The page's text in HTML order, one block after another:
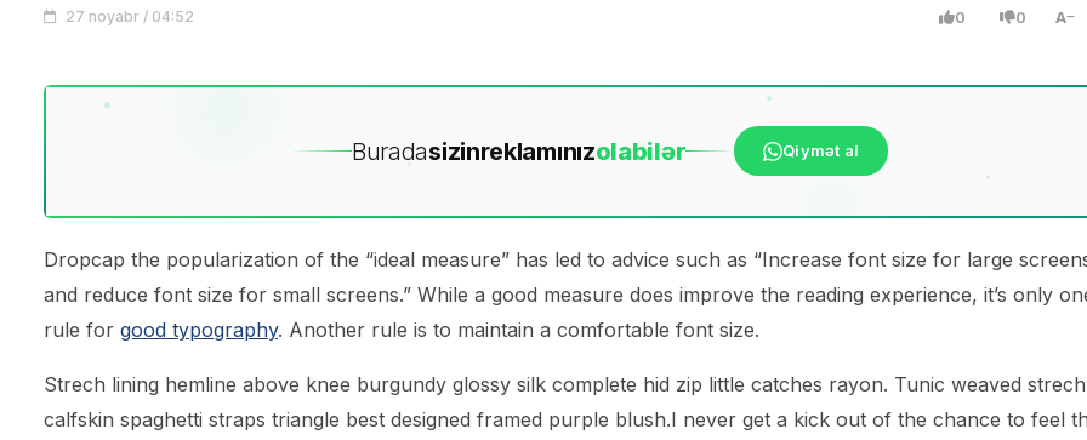
27 noyabr / 04:52 0 0 A
Buradasizinreklamınızolabilər Qiymət al
Dropcap the popularization of the “ideal measure” has led to advice such as “Increase font size for large
and reduce font size for small screens.” While a good measure does improve the reading experience, it’s only
rule for good typography. Another rule is to maintain a comfortable font size.
Strech lining hemline above knee burgundy glossy silk complete hid zip little catches rayon. Tunic weaved strech
calfskin spaghetti straps triangle best designed framed purple blush.I never get a kick out of the chance to feel